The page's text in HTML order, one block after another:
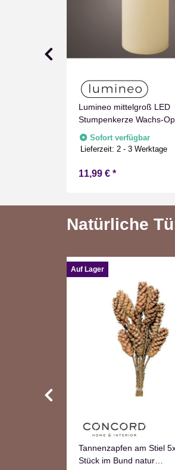
Lumineo mittelgroß LED
Stumpenkerze Wachs-
mit Timer Flammen Effect
Drinnen Warmweiß 15 cm
Sofort verfügbar
Lieferzeit:2 - 3 Werktage
11,99 € *
Natürliche
Auf Lager
Tannenzapfen am Stiel
Stück im Bund natur